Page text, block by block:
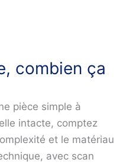
combien ça
pièce simple à
intacte, comptez
et le matériau
avec scan